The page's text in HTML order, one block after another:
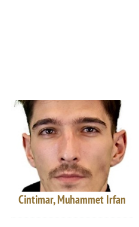
Cintimar, Muhammet Irfan